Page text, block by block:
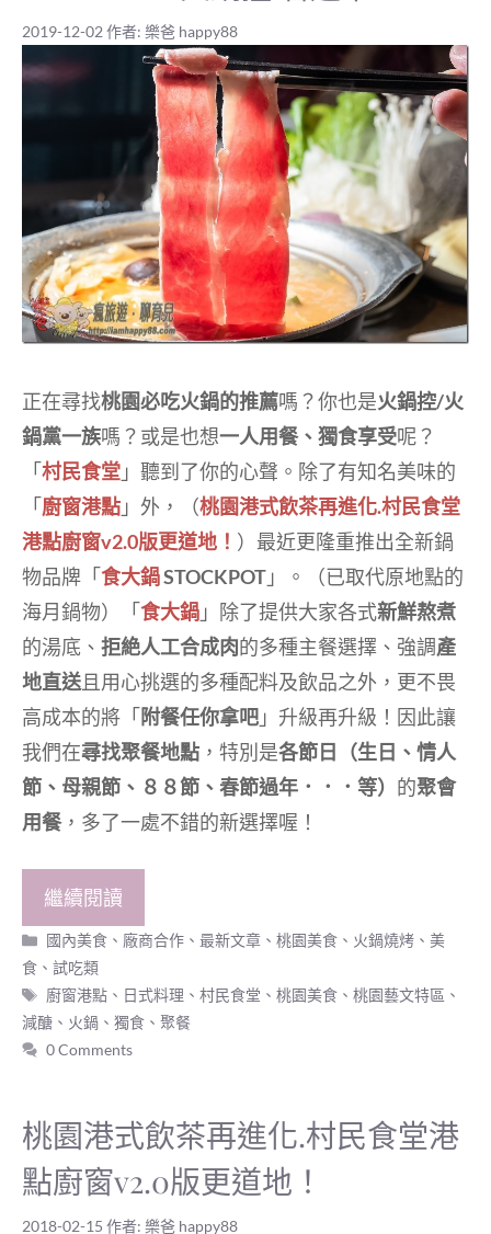
2019-12-02 作者: 樂爸 happy88
正在尋找桃園必吃火鍋的推薦嗎？你也是火鍋控/火
鍋黨一族嗎？或是也想一人用餐、獨食享受呢？
「村民食堂 」聽到了你的心聲。除了有知名美味的
「廚窗港點 」外，（桃園港式飲茶再進化.村民食堂
港點廚窗v2.0版更道地！ ）最近更隆重推出全新鍋
物品牌「食大鍋STOCKPOT 」。（已取代原地點的
海月鍋物）「食大鍋 」除了提供大家各式新鮮熬煮
的湯底、 拒絶人工合成肉的多種主餐選擇、強調產
地直送且用心挑選的多種配料及飲品之外，更不畏
高成本的將「附餐任你拿吧 」升級再升級！因此讓
我們在尋找聚餐地點 ，特別是各節日（生日、情人
節、母親節、８８節、春節過年．．．等） 的聚會
用餐，多了一處不錯的新選擇喔！
繼續閱讀
分
類
國內美食 、 廠商合作 、最新文章 、桃園美食 、 火鍋燒烤 、美
食 、 試吃類
標
籤
廚窗港點 、 日式料理 、村民食堂 、桃園美食 、桃園藝文特區 、
減醣 、 火鍋 、 獨食 、 聚餐
0 Comments
桃園港式飲茶再進化.村民食堂港
點廚窗v2.0版更道地！
2018-02-15 作者: 樂爸 happy88